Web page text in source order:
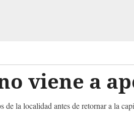
viene a
la localidad antes de retornar a la